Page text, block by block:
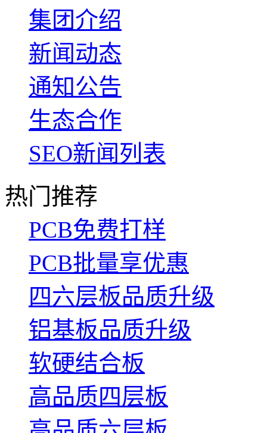
集团介绍
新闻动态
通知公告
生态合作
SEO新闻列表
热门推荐
PCB免费打样
PCB批量享优惠
四六层板品质升级
铝基板品质升级
软硬结合板
高品质四层板